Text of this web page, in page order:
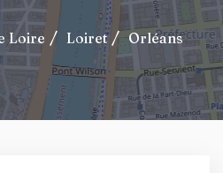
Loire Loiret Orléans